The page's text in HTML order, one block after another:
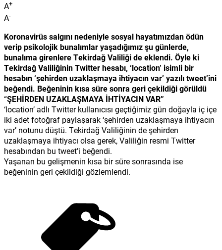
A+
A-
Koronavirüs salgını nedeniyle sosyal hayatımızdan ödün
verip psikolojik bunalımlar yaşadığımız şu günlerde,
bunalıma girenlere Tekirdağ Valiliği de eklendi. Öyle ki
Tekirdağ Valiliğinin Twitter hesabı, ‘location’ isimli bir
hesabın ‘şehirden uzaklaşmaya ihtiyacın var’ yazılı tweet’ini
beğendi. Beğeninin kısa süre sonra geri çekildiği görüldü
“ŞEHİRDEN UZAKLAŞMAYA İHTİYACIN VAR”
‘location’ adlı Twitter kullanıcısı geçtiğimiz gün doğayla iç içe
iki adet fotoğraf paylaşarak ‘şehirden uzaklaşmaya ihtiyacın
var’ notunu düştü. Tekirdağ Valiliğinin de şehirden
uzaklaşmaya ihtiyacı olsa gerek, Valiliğin resmi Twitter
hesabından bu tweet’i beğendi.
Yaşanan bu gelişmenin kısa bir süre sonrasında ise
beğeninin geri çekildiği gözlemlendi.